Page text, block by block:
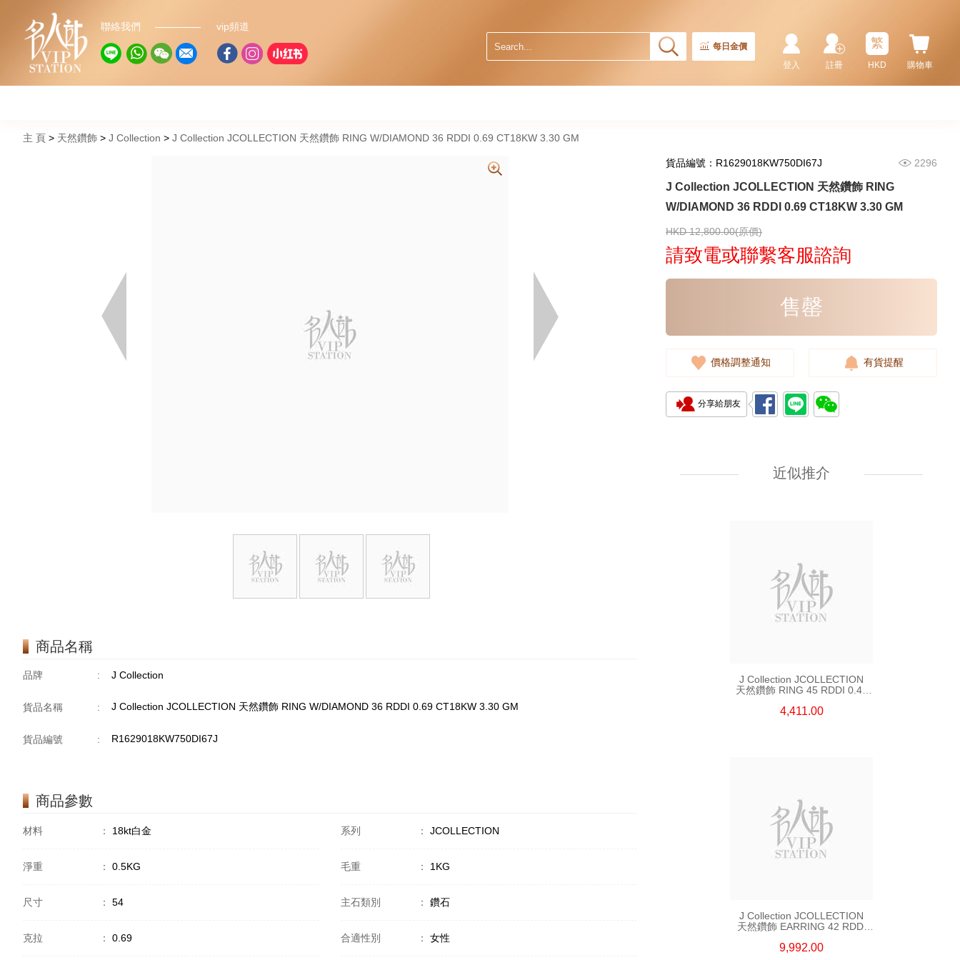
聯絡我們 vip頻道
每日金價
購物車
繁
HKD
註冊
登入
主 頁 天然鑽飾 J Collection J Collection JCOLLECTION 天然鑽飾 RING W/DIAMOND 36 RDDI 0.69 CT18KW 3.30 GM
商品名稱
品牌 : J Collection
貨品名稱 : J Collection JCOLLECTION 天然鑽飾 RING W/DIAMOND 36 RDDI 0.69 CT18KW 3.30 GM
貨品編號 : R1629018KW750DI67J
商品參數
材料 ： 18kt白金 系列 ： JCOLLECTION
淨重 ： 0.5KG 毛重 ： 1KG
尺寸 ： 54 主石類別 ： 鑽石
克拉 ： 0.69 合適性別 ： 女性
貨品編號：R1629018KW750DI67J 2296
J Collection JCOLLECTION 天然鑽飾 RING
W/DIAMOND 36 RDDI 0.69 CT18KW 3.30 GM
HKD 12,800.00(原價)
請致電或聯繫客服諮詢
售罄
價格調整通知 有貨提醒
分享給朋友
近似推介
J Collection JCOLLECTION
RDDI 0.32 CT18KR 2.14 GM
18KW 4.50 GM (Head 6.5mm)
3,764.00
J Collection JCOLLECTION
天然鑽飾 RING 45 RDDI 0.48
4,411.00
J Collection JCOLLECTION
天然鑽飾 EARRING 42 RDDI
9,992.00